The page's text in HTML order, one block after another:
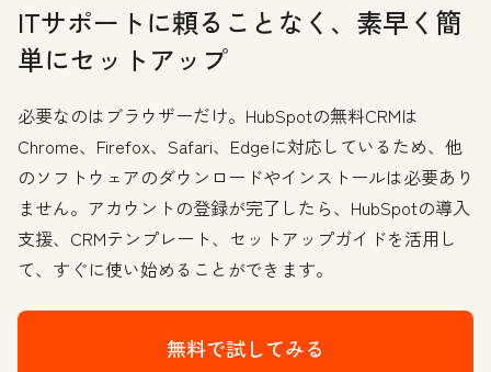
ITサポートに頼ることなく、素早く簡
単にセットアップ
必要なのはブラウザーだけ。HubSpotの無料CRMは
Chrome、Firefox、Safari、Edgeに対応しているため、他
のソフトウェアのダウンロードやインストールは必要あり
ません。アカウントの登録が完了したら、HubSpotの導入
支援、CRMテンプレート、セットアップガイドを活用し
て、すぐに使い始めることができます。
無料で試してみる